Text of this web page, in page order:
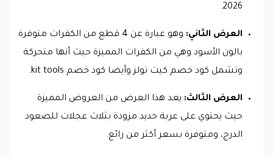
2026.
العرض الثاني:
وهو عبارة عن 4 قطع من الكفرات متوفرة
بالون الأسود وهي من الكفرات المميزة حيث أنها متحركة
وتشمل كود خصم كيت تولز وأيضا كود خصم kit tools.
العرض الثالث: يعد هذا العرض من العروض المميزة
حيث يحتوي على عربة حديد مزودة بثلاث عجلات للصعود
الدرج، ومتوفرة بسعر أكثر من رائع.